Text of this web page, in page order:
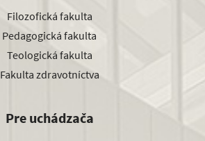
Filozofická fakulta
Pedagogická fakulta
Teologická fakulta
Fakulta zdravotníctva
Pre uchádzača